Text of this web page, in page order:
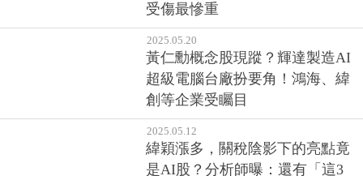
黃仁勳概念股現蹤？輝達製造AI
超級電腦台廠扮要角！鴻海、緯
創等企業受矚目
2025.05.12
緯穎漲多，關稅陰影下的亮點竟
是AI股？分析師曝：還有「這3
檔」值得關注